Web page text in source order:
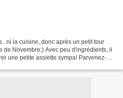
la cuisine, donc après un petit tour
Novembre;) Avec peu d'ingrédients, il
une petite assiette sympa! Parvenez-